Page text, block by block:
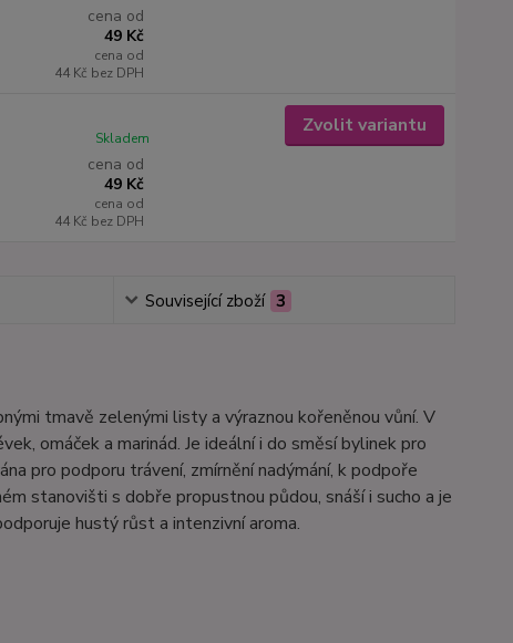
cena od
49 Kč
cena od
44 Kč bez DPH
cena od
49 Kč
cena od
44 Kč bez DPH
Skladem
Zvolit variantu
Související zboží 3
tmavě zelenými listy a výraznou kořeněnou vůní. V
omáček a marinád. Je ideální i do směsí bylinek pro
pro podporu trávení, zmírnění nadýmání, k podpoře
stanovišti s dobře propustnou půdou, snáší i sucho a je
hustý růst a intenzivní aroma.